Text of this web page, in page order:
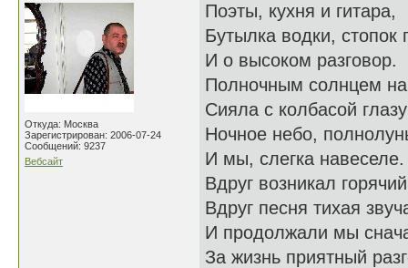
Откуда: Москва
Зарегистрирован: 2006-07-24
Сообщений: 9237
Вебсайт
Поэты, кухня и гитара,
Бутылка водки, стопок
И о высоком разговор.
Полночным солнцем
Сияла с колбасой
Ночное небо,
И мы, слегка навеселе.
Вдруг возникал
Вдруг песня тихая
И продолжали мы
За жизнь приятный